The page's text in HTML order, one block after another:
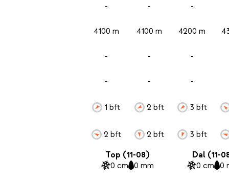
-
4100 m
-
-
1 bft
2 bft
-
4100 m
-
-
2 bft
2 bft
-
4200 m
-
-
3 bft
3 bft
Top (11-08)
0 cm 0 mm
Dal (11-
0 cm 0